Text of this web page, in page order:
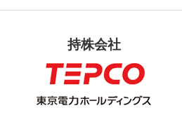
持株会社